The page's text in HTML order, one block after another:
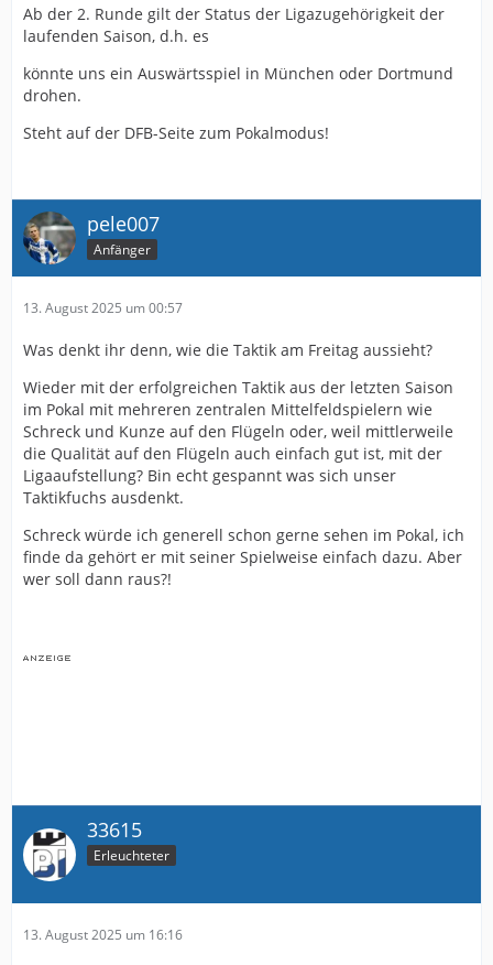
Ab der 2. Runde gilt der Status der Ligazugehörigkeit der
laufenden Saison, d.h. es
könnte uns ein Auswärtsspiel in München oder Dortmund
drohen.
Steht auf der DFB-Seite zum Pokalmodus!
pele007
Anfänger
13. August 2025 um 00:57
Was denkt ihr denn, wie die Taktik am Freitag aussieht?
Wieder mit der erfolgreichen Taktik aus der letzten Saison
im Pokal mit mehreren zentralen Mittelfeldspielern wie
Schreck und Kunze auf den Flügeln oder, weil mittlerweile
die Qualität auf den Flügeln auch einfach gut ist, mit der
Ligaaufstellung? Bin echt gespannt was sich unser
Taktikfuchs ausdenkt.
Schreck würde ich generell schon gerne sehen im Pokal, ich
finde da gehört er mit seiner Spielweise einfach dazu. Aber
wer soll dann raus?!
33615
Erleuchteter
13. August 2025 um 16:16